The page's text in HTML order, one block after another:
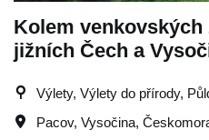
Kolem venkovských
jižních Čech a
Výlety, Výlety do přírody,
Pacov, Vysočina,